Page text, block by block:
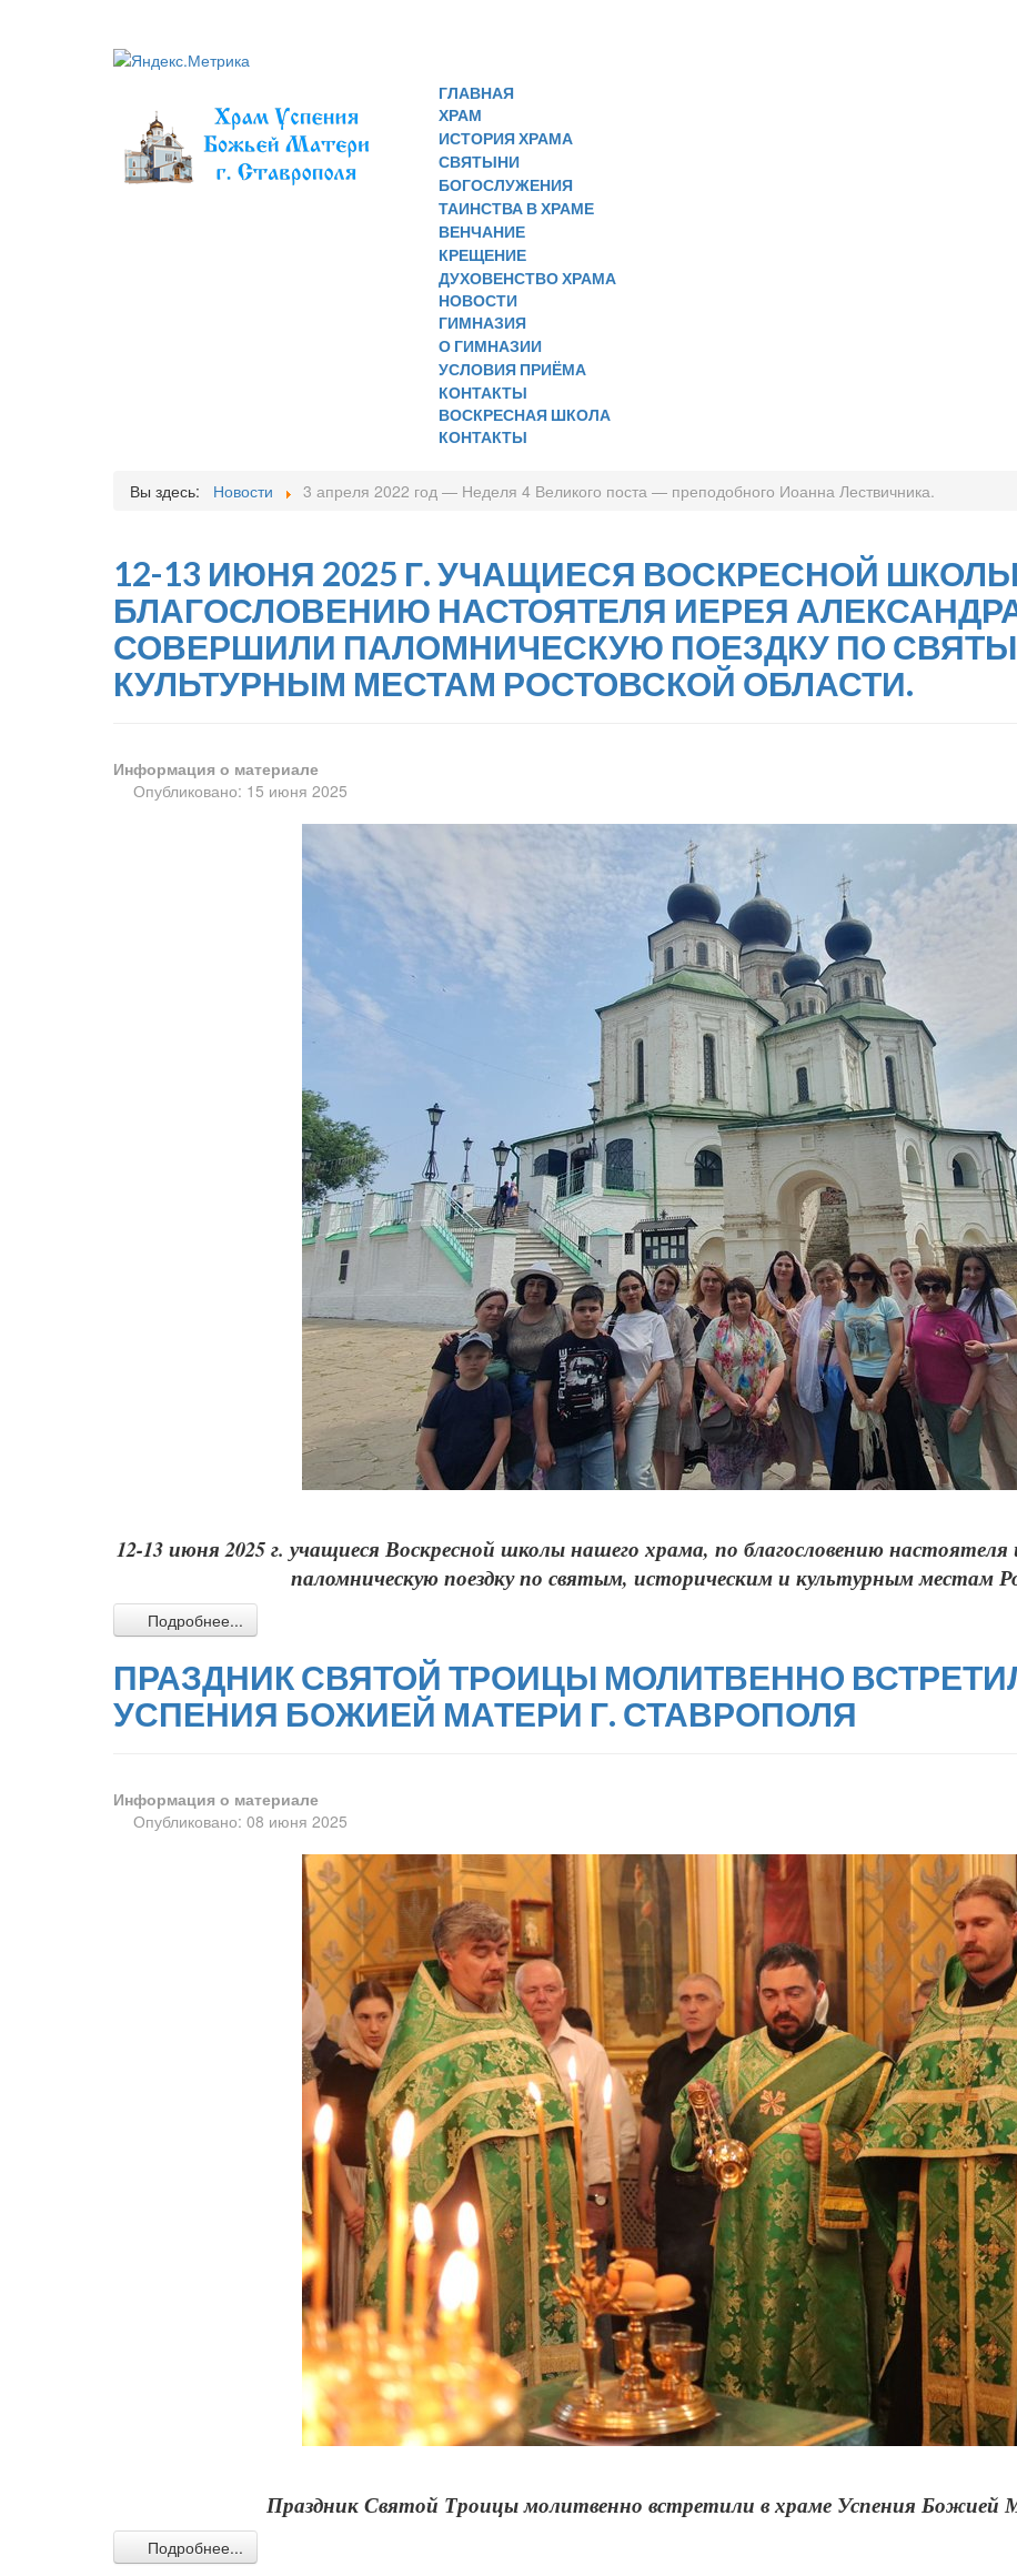
ГЛАВНАЯ
ХРАМ
ИСТОРИЯ ХРАМА
СВЯТЫНИ
БОГОСЛУЖЕНИЯ
ТАИНСТВА В ХРАМЕ
ВЕНЧАНИЕ
КРЕЩЕНИЕ
ДУХОВЕНСТВО ХРАМА
НОВОСТИ
ГИМНАЗИЯ
О ГИМНАЗИИ
УСЛОВИЯ ПРИЁМА
КОНТАКТЫ
ВОСКРЕСНАЯ ШКОЛА
КОНТАКТЫ
Вы здесь: Новости 3 апреля 2022 год — Неделя 4 Великого поста — преподобного Иоанна Лествичника.
12-13 ИЮНЯ 2025 Г. УЧАЩИЕСЯ ВОСКРЕСНОЙ
БЛАГОСЛОВЕНИЮ НАСТОЯТЕЛЯ ИЕРЕЯ
СОВЕРШИЛИ ПАЛОМНИЧЕСКУЮ ПОЕЗДКУ ПО
КУЛЬТУРНЫМ МЕСТАМ РОСТОВСКОЙ ОБЛАСТИ.
Информация о материале
Опубликовано: 15 июня 2025
12-13 июня 2025 г. учащиеся Воскресной школы нашего храма, по благословению настоятеля
паломническую поездку по святым, историческим и культурным местам
Подробнее...
ПРАЗДНИК СВЯТОЙ ТРОИЦЫ МОЛИТВЕННО
УСПЕНИЯ БОЖИЕЙ МАТЕРИ Г. СТАВРОПОЛЯ
Информация о материале
Опубликовано: 08 июня 2025
Праздник Святой Троицы молитвенно встретили в храме Успения Божией
Подробнее...